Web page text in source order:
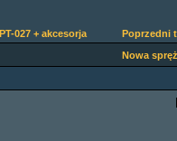
027 + akcesorja Poprzedni
Nowa